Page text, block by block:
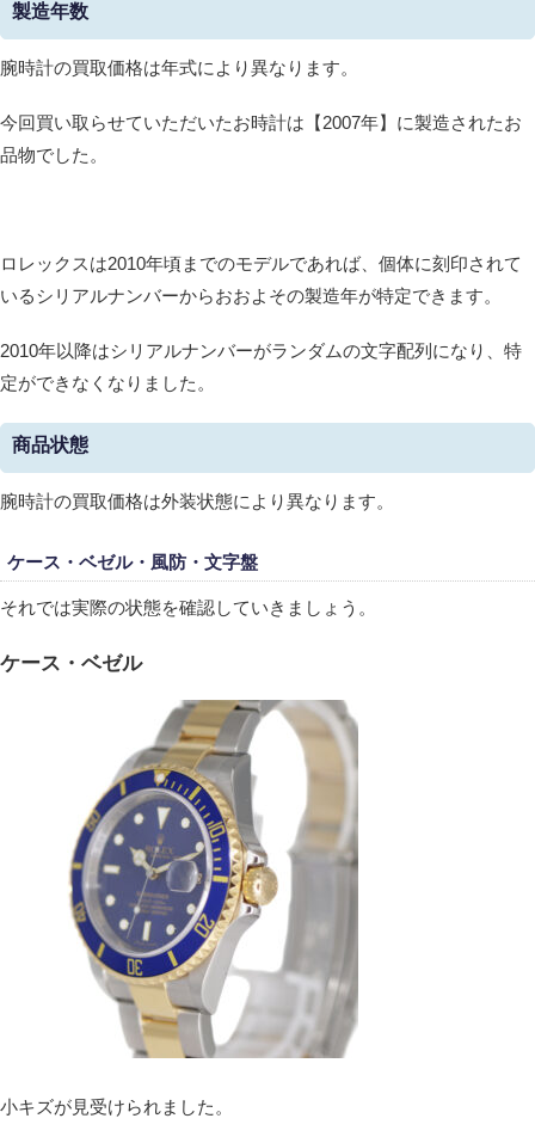
製造年数
腕時計の買取価格は年式により異なります。
今回買い取らせていただいたお時計は【2007年】に製造されたお
品物でした。
ロレックスは2010年頃までのモデルであれば、個体に刻印されて
いるシリアルナンバーからおおよその製造年が特定できます。
2010年以降はシリアルナンバーがランダムの文字配列になり、特
定ができなくなりました。
商品状態
腕時計の買取価格は外装状態により異なります。
ケース・ベゼル・風防・文字盤
それでは実際の状態を確認していきましょう。
ケース・ベゼル
小キズが見受けられました。